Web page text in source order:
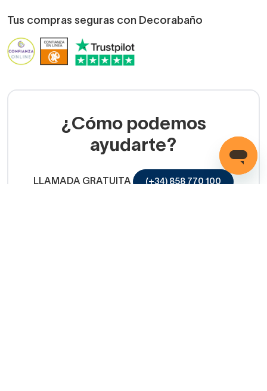
Tus compras seguras con Decorabaño
¿Cómo podemos
ayudarte?
LLAMADA GRATUITA (+34) 858 770 100